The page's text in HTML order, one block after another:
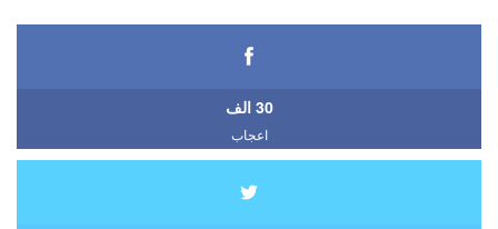
30 الف
اعجاب